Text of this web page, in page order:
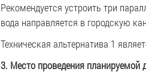
Рекомендуется устроить три
вода направляется в городскую
Техническая альтернатива 1
3. Место проведения планируемой